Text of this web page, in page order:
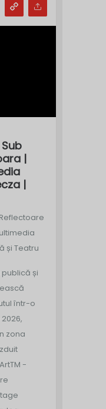
|
|
și Teatru
și
într-o
2026,
zona
-